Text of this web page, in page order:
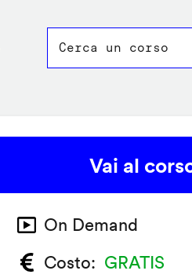
Vai al
On Demand
Costo
GRATIS